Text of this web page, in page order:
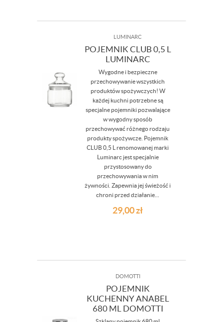
LUMINARC
POJEMNIK CLUB 0,5 L
LUMINARC
Wygodne i bezpieczne
przechowywanie wszystkich
produktów spożywczych! W
każdej kuchni potrzebne są
specjalne pojemniki pozwalające
w wygodny sposób
przechowywać różnego rodzaju
produkty spożywcze. Pojemnik
CLUB 0,5 L renomowanej marki
Luminarc jest specjalnie
przystosowany do
przechowywania w nim
żywności. Zapewnia jej świeżość i
chroni przed działanie...
29,00zł
DOMOTTI
POJEMNIK
KUCHENNY ANABEL
680 ML DOMOTTI